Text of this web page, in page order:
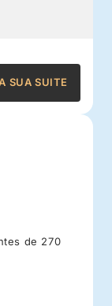
SUA SUITE
de 270